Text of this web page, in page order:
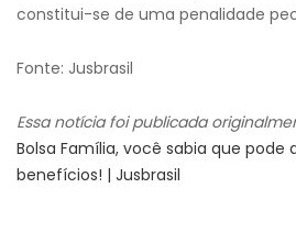
constitui-se de uma penalidade
Fonte: Jusbrasil
Essa notícia foi publicada
Bolsa Família, você sabia que pode
benefícios! | Jusbrasil